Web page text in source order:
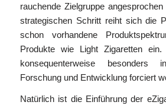
rauchende Zielgruppe
strategischen Schritt reiht sich die
schon vorhandene
Produkte wie Light Zigaretten ein.
konsequenterweise
Forschung und Entwicklung forciert
Natürlich ist die Einführung der